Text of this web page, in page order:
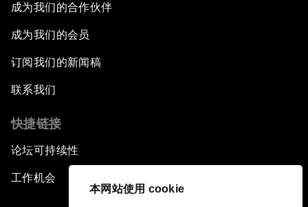
本网站使用 cookie
成为我们的合作伙伴
成为我们的会员
订阅我们的新闻稿
联系我们
快捷链接
论坛可持续性
工作机会